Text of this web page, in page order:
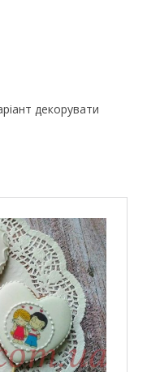
декорувати